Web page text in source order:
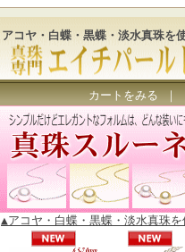
アコヤ・白蝶・黒蝶・淡水真珠を
カートをみる｜
▲アコヤ・白蝶・黒蝶・淡水真珠